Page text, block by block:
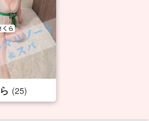
(25)